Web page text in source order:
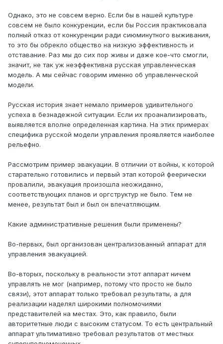
Однако, это не совсем верно. Если бы в нашей культуре
совсем не было конкуренции, если бы Россия практиковала
полный отказ от конкуренции ради сиюминутного выживания,
то это бы обрекло общество на низкую эффективность и
отставание. Раз мы до сих пор живы и даже кое-что смогли,
значит, не так уж неэффективна русская управленческая
модель. А мы сейчас говорим именно об управленческой
модели.
Русская история знает немало примеров удивительного
успеха в безнадежной ситуации. Если их проанализировать,
выявляется вполне определенная картина. На этих примерах
специфика русской модели управления проявляется наиболее
рельефно.
Рассмотрим пример эвакуации. В отличии от войны, к которой
старательно готовились и первый этап которой феерически
провалили, эвакуация произошла неожиданно,
соответствующих планов и оргструктур не было. Тем не
менее, результат был и был он впечатляющим.
Какие административные решения были применены?
Во-первых, был организован централизованный аппарат для
управления эвакуацией.
Во-вторых, поскольку в реальности этот аппарат ничем
управлять не мог (например, потому что просто не было
связи), этот аппарат только требовал результаты, а для
реализации наделял широкими полномочиями
представителей на местах. Это, как правило, были
авторитетные люди с высоким статусом. То есть центральный
аппарат ультимативно требовал результатов от местных